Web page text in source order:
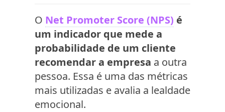
O Net Promoter Score (NPS) é
um indicador que mede a
probabilidade de um cliente
recomendar a empresa a outra
pessoa. Essa é uma das métricas
mais utilizadas e avalia a lealdade
emocional.